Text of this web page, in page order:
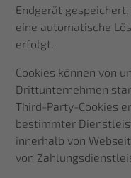
Endgerät
eine automatische
erfolgt.
Cookies können von
Drittunternehmen
Third-Party-Cookies
bestimmter
innerhalb von
von